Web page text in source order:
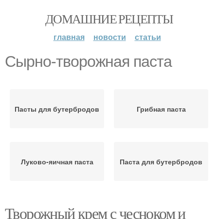
ДОМАШНИЕ РЕЦЕПТЫ
главная новости статьи
Сырно-творожная паста
Пасты для бутербродов Грибная паста
Луково-яичная паста Паста для бутербродов
Творожный крем с чесноком и